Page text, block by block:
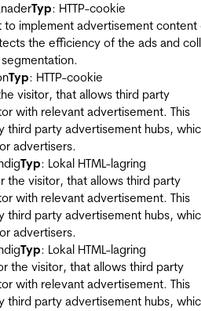
Typ: HTTP-cookie
to implement advertisement content
the efficiency of the ads and
Typ: HTTP-cookie
visitor, that allows third party
with relevant advertisement. This
third party advertisement hubs,
advertisers.
Typ: Lokal HTML-lagring
the visitor, that allows third party
with relevant advertisement. This
third party advertisement hubs,
advertisers.
Typ: Lokal HTML-lagring
the visitor, that allows third party
with relevant advertisement. This
third party advertisement hubs,